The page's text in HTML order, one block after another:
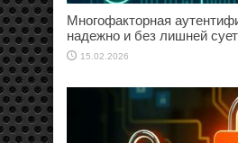
Многофакторная
надежно и без лишней
15.02.2026